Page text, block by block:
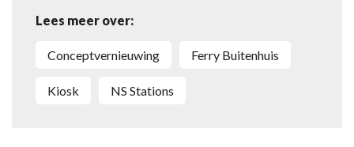
Lees meer over:
conceptvernieuwing Ferry Buitenhuis
Kiosk NS Stations